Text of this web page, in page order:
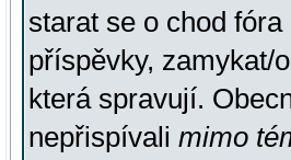
starat se o chod
příspěvky, zamykat/
která spravují.
nepřispívali mimo